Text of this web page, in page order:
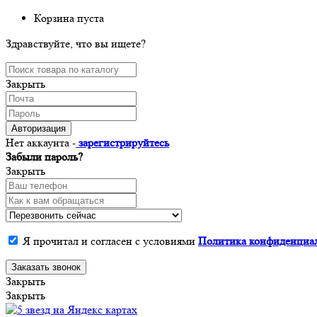
Корзина пуста
Здравствуйте, что вы ищете?
Закрыть
Авторизация
Нет аккаунта - зарегистрируйтесь
Забыли пароль?
Закрыть
Я прочитал и согласен с условиями Политика
Заказать звонок
Закрыть
Закрыть